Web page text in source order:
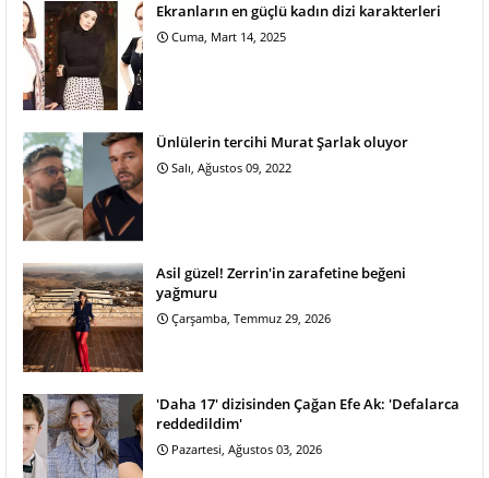
Ekranların en güçlü kadın dizi karakterleri
Cuma, Mart 14, 2025
Ünlülerin tercihi Murat Şarlak oluyor
Salı, Ağustos 09, 2022
Asil güzel! Zerrin'in zarafetine beğeni
yağmuru
Çarşamba, Temmuz 29, 2026
'Daha 17' dizisinden Çağan Efe Ak: 'Defalarca
reddedildim'
Pazartesi, Ağustos 03, 2026